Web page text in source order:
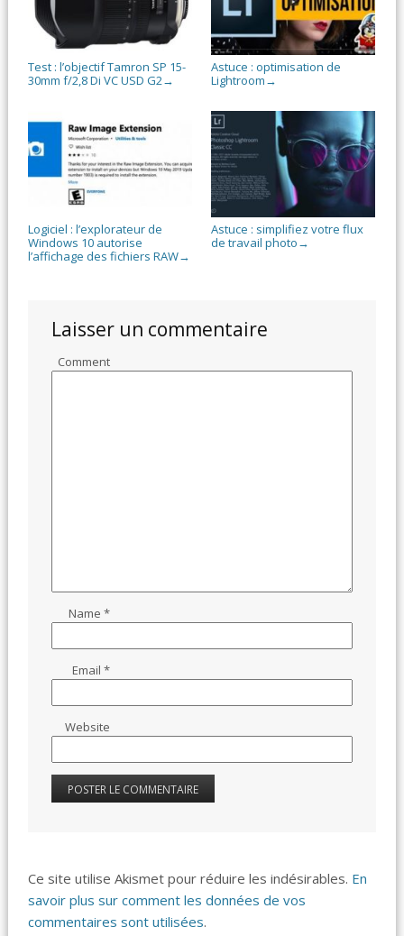
Test : l’objectif Tamron SP 15-
30mm f/2,8 Di VC USD G2→
Astuce : optimisation de
Lightroom →
Logiciel : l’explorateur de
Windows 10 autorise
l’affichage des fichiers RAW→
Astuce : simplifiez votre flux
de travail photo →
Laisser un commentaire
Comment
Name*
Email*
Website
Ce site utilise Akismet pour réduire les indésirables. En
savoir plus sur comment les données de vos
commentaires sont utilisées.